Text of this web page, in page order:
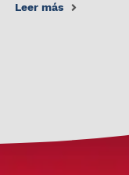
Leer más